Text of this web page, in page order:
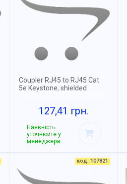
Coupler RJ45 to RJ45 Cat
5e Keystone, shielded
127,41 грн.
Наявність
уточнюйте у
менеджера
код: 107821